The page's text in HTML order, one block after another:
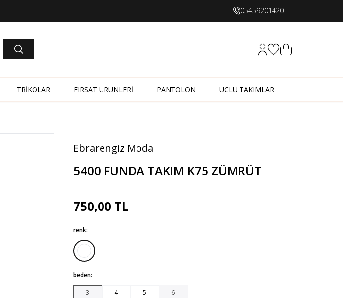
05459201420
Hesabım
Favorilerim
Sepetim
TRİKOLAR FIRSAT ÜRÜNLERİ PANTOLON ÜCLÜ TAKIMLAR
Ebrarengiz Moda
5400 FUNDA TAKIM K75 ZÜMRÜT
750,00 TL
renk:
beden:
3 4 5 6